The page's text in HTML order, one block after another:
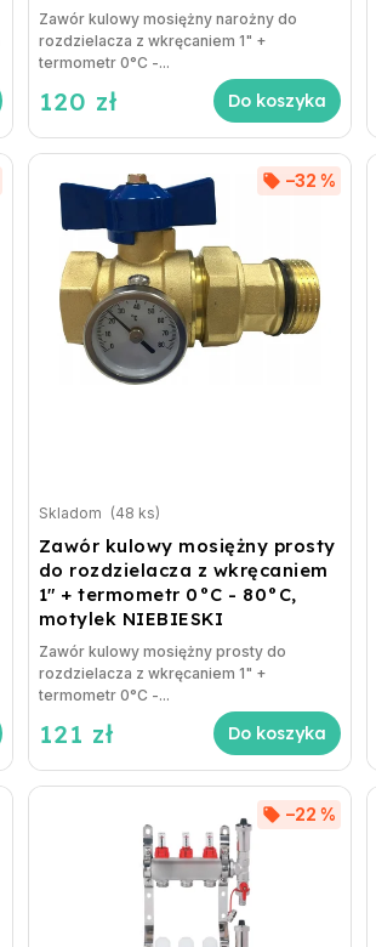
120 zł Do koszyka
Zawór kulowy mosiężny narożny do
rozdzielacza z wkręcaniem 1" +
termometr 0°C -...
Zawór kulowy mosiężny prosty
do rozdzielacza z wkręcaniem
1" + termometr 0°C - 80°C,
motylek NIEBIESKI
–32 %
Skladom (48 ks)
121 zł Do koszyka
Zawór kulowy mosiężny prosty do
rozdzielacza z wkręcaniem 1" +
termometr 0°C -...
–22 %